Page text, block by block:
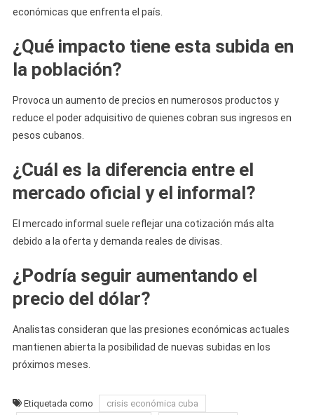
económicas que enfrenta el país.
¿Qué impacto tiene esta subida en
la población?
Provoca un aumento de precios en numerosos productos y
reduce el poder adquisitivo de quienes cobran sus ingresos en
pesos cubanos.
¿Cuál es la diferencia entre el
mercado oficial y el informal?
El mercado informal suele reflejar una cotización más alta
debido a la oferta y demanda reales de divisas.
¿Podría seguir aumentando el
precio del dólar?
Analistas consideran que las presiones económicas actuales
mantienen abierta la posibilidad de nuevas subidas en los
próximos meses.
Etiquetada como
crisis económica cuba